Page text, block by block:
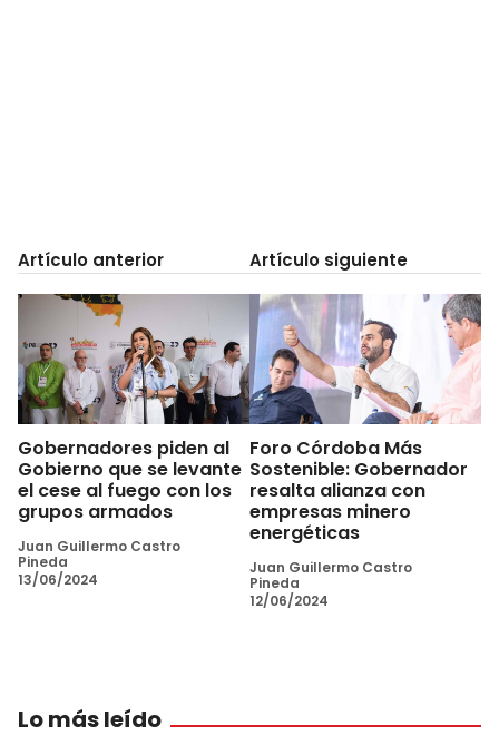
Artículo anterior
Gobernadores piden al
Gobierno que se levante
el cese al fuego con los
grupos armados
Juan Guillermo Castro
Pineda
13/06/2024
Artículo siguiente
Foro Córdoba Más
Sostenible: Gobernador
resalta alianza con
empresas minero
energéticas
Juan Guillermo Castro
Pineda
12/06/2024
Lo más leído